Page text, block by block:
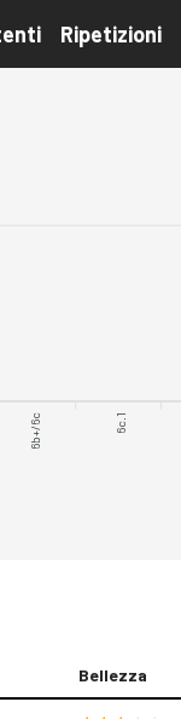
Ripetizioni
6b+/6c 6c.1
Bellezza